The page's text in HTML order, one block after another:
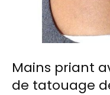
Mains priant
de tatouage